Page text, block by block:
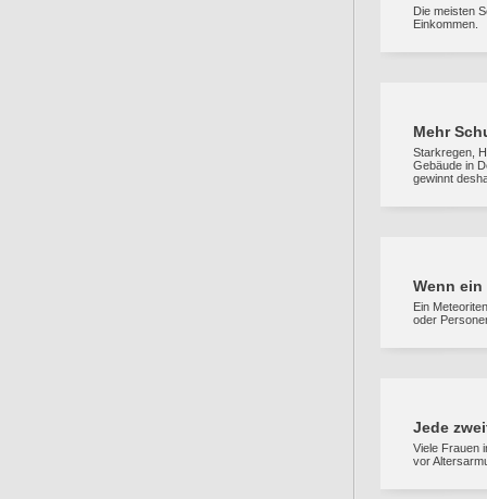
Die meisten
Einkommen.
Mehr
Starkregen,
Gebäude in
gewinnt
Wenn
Ein
oder
Jede
Viele Frauen
vor